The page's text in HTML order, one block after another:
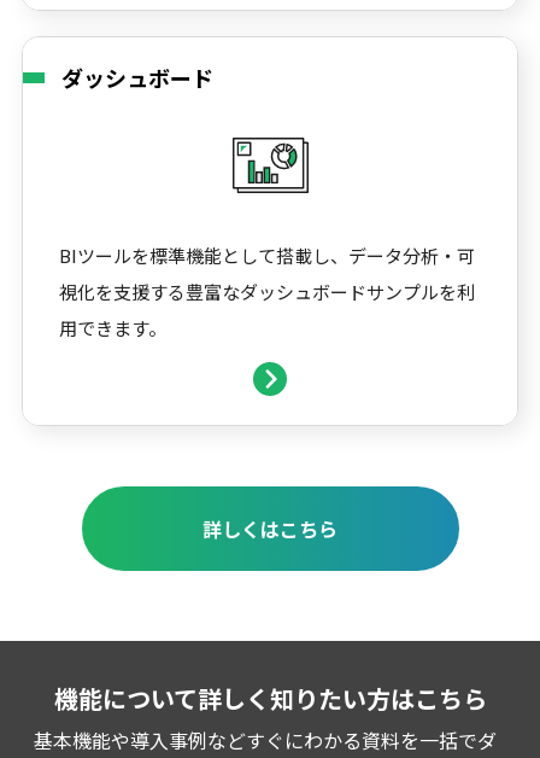
ダッシュボード
BIツールを標準機能として搭載し、データ分析・可
視化を支援する豊富なダッシュボードサンプルを利
用できます。
詳しくはこちら
機能について詳しく知りたい方はこちら
基本機能や導入事例などすぐにわかる資料を一括でダ